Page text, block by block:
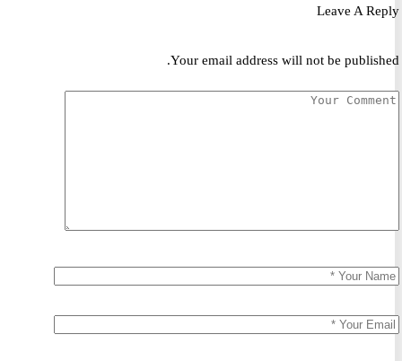
Leave A
Your email address will not be